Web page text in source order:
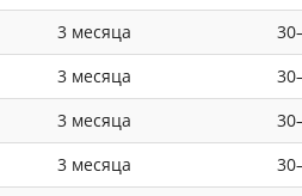
3 месяца
3 месяца
3 месяца
3 месяца